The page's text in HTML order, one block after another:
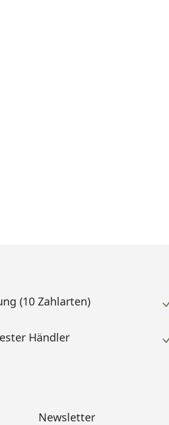
(10 Zahlarten)
Händler
Newsletter